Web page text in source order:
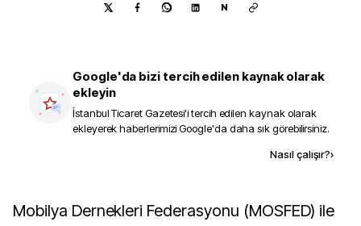
N
Google'da bizi tercih edilen kaynak olarak
ekleyin
İstanbul Ticaret Gazetesi'i tercih edilen kaynak olarak
ekleyerek haberlerimizi Google'da daha sık görebilirsiniz.
Nasıl çalışır?›
Mobilya Dernekleri Federasyonu (MOSFED) ile